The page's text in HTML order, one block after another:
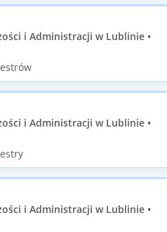
i Administracji w Lublinie •
i Administracji w Lublinie •
i Administracji w Lublinie •